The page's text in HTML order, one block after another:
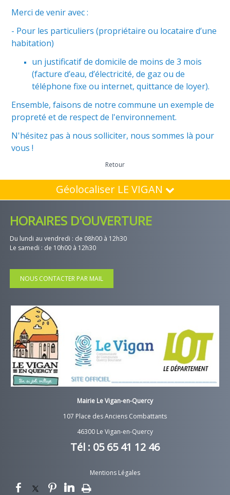
Merci de venir avec :
- Pour les particuliers (propriétaire ou locataire d’une
habitation)
un justificatif de domicile de moins de 3 mois
(facture d’eau, d’électricité, de gaz ou de
téléphone fixe ou internet, quittance de loyer).
Ensemble, faisons de notre commune un exemple de
propreté et de respect de l'environnement.
N'hésitez pas à nous solliciter, nous sommes là pour
vous !
Retour
Géolocaliser LE VIGAN
HORAIRES D'OUVERTURE
Du lundi au vendredi : de 08h00 à 12h30
Le samedi : de 10h00 à 12h30
NOUS CONTACTER PAR MAIL
Mairie Le Vigan-en-Quercy
107 Place des Anciens Combattants
46300 Le Vigan-en-Quercy
Tél : 05 65 41 12 46
Mentions Légales